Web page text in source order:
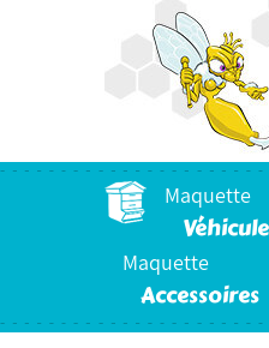
Maquette
Véhicule
Maquette
Accessoires